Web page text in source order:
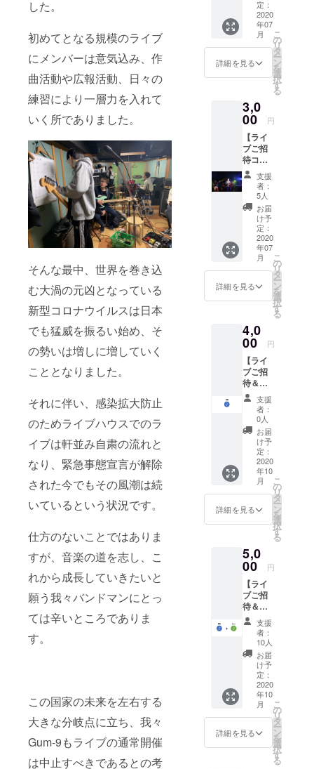
した。
初めてとなる規模のライブ
にメンバーは意気込み、作
曲活動や広報活動、日々の
練習により一層力を入れて
いく所でありました。
そんな最中、世界を巻き込
む大渦の元凶となっている
新型コロナウイルスは日本
でも猛威を振るい始め、そ
の勢いは増しに増していく
こととなりました。
それに伴い、感染拡大防止
のためライブハウスでのラ
イブは軒並み自粛の流れと
なり、緊急事態宣言が解除
された今でもその風潮は続
いているという状況です。
仕方のないことではありま
すが、音楽の道を志し、こ
れから成長していきたいと
願う我々バンドマンにとっ
ては辛いところでありま
す。
この国家の未来を左右する
大きな分岐点に立ち、我々
Gum-9もライブの通常開催
は中止すべきであるとの考
“ひかりよが
り” を手売り
で販売。売
上枚数は300
枚を超え
た。 現在も
共に精力的
に活動中で
令和を代表
するアー
ティストと
日々成長を
続ける彼ら
は若者を中
心に人気を
集め、その
させつつあ
る。 当面の
目標は母校
のゆかりの
地である武
道館でのラ
Vocal/Guitar
：宮本龍人
(Ryuto
Miyamoto)
Guitar：高橋
悠司(Yuji
Bass：小林
尚輝(Naoki
Kobayashi)
Drums：古
賀大蔵(Taizo
カード
はウェ
ブサイ
ト上か
ら楽曲
をダウ
にする
ための
もので
す。ソ
ング
カード
裏面に
あるQR
コード
より、
サイト
への
URL
や、ダ
ウン
ロード
ページ
のユー
ザー
ネー
ム、パ
スワー
ドが取
得でき
ます。
郵送い
たしま
す。
セージ&
ミニ演
奏動画
メール
で送付
いたし
ます。
2. サイ
のソン
グカー
ド
「No.1-
ひかり
よが
り」
「No.2-
MUSOU
RON」
ソング
カード
はウェ
ブサイ
ト上か
ら楽曲
をダウ
にする
ための
もので
す。ソ
ング
カード
裏面に
あるQR
コード
より、
サイト
への
URL
や、ダ
ウン
ロード
ページ
のユー
ザー
ネー
ム、パ
スワー
ドが取
得でき
ます。
郵送い
たしま
す。 3.
ガムナ
イン 缶
バッジ
コレク
vol.1,2
（計7
定：
2020
年07
月
詳細を見る
こ
の
リ
タ
ー
ン
を
選
択
す
る
3,0
00 円
【ライ
ブご招
待コー
ス】 リ
ターン
内容 1.
お礼の
メッ
セージ&
ミニ演
奏動画
メール
で送付
いたし
ます。
2. Gum-
ご招待
チケッ
ト1枚
Gum-9
のライ
ブにご
招待い
たしま
す！ お
越しに
なりた
いライ
ブの予
フォー
ムに
て、チ
ること
を事前
にお知
らせ下
さい。
その上
で会場
にチ
ケット
をお持
ちいた
だけれ
ば、ラ
イブを
ご観覧
いただ
けま
支援
者：
5人
お届
け予
定：
2020
年07
月
詳細を見る
こ
の
リ
タ
ー
ン
を
選
択
す
る
4,0
00 円
【ライ
ブご招
待＆新
曲音源
コー
ス】 リ
ターン
内容 1.
お礼の
メッ
セージ&
ミニ演
奏動画
メール
で送付
いたし
2. サイ
ン入り
のソン
グカー
ド
「No.1-
ひかり
よが
り」
「No.2-
MUSOU
RON」
ソング
カード
はウェ
ブサイ
ト上か
支援
者：
0人
お届
け予
定：
2020
年10
月
詳細を見る
こ
の
リ
タ
ー
ン
を
選
択
す
る
5,0
00 円
【ライ
ブご招
待＆新
曲,デモ
音源
コー
ス】 リ
ターン
内容 1.
お礼の
メッ
セージ&
ミニ演
奏動画
メール
で送付
支援
者：
10人
お届
け予
定：
2020
年10
月
詳細を見る
こ
の
リ
タ
ー
ン
を
選
択
す
る